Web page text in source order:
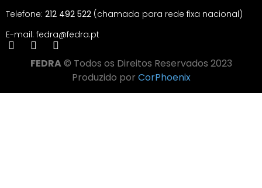
Telefone: 212 492 522 (chamada para rede fixa nacional)
E-mail: fedra@fedra.pt
FEDRA© Todos os Direitos Reservados 2023
Produzido por CorPhoenix